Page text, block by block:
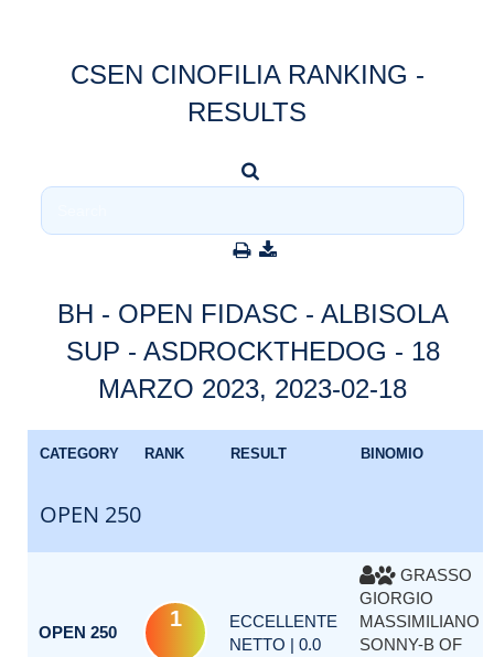
CSEN CINOFILIA RANKING -
RESULTS
BH - OPEN FIDASC - ALBISOLA
SUP - ASDROCKTHEDOG - 18
MARZO 2023, 2023-02-18
CATEGORY RANK RESULT BINOMIO
OPEN 250
OPEN 250
1
ECCELLENTE
NETTO | 0.0
GRASSO
GIORGIO
MASSIMILIANO |
SONNY-B OF